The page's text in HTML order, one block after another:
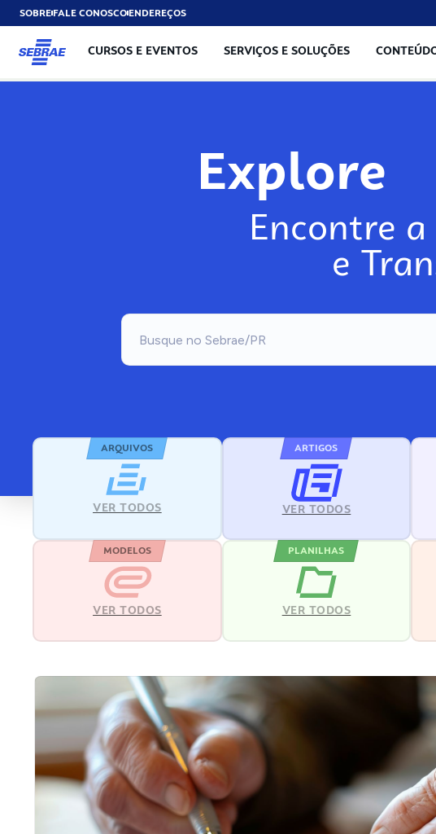
SOBREFALE CONOSCOENDEREÇOS
CURSOS E EVENTOS SERVIÇOS E SOLUÇÕES
Explore
Encontre
e
ARQUIVOS
VER TODOS
ARTIGOS
VER TODOS
MODELOS
VER TODOS
PLANILHAS
VER TODOS